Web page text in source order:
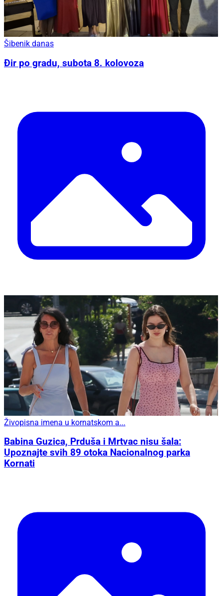
Šibenik danas
Đir po gradu, subota 8. kolovoza
Živopisna imena u kornatskom a...
Babina Guzica, Prduša i Mrtvac nisu šala:
Upoznajte svih 89 otoka Nacionalnog parka
Kornati